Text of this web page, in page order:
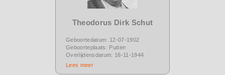
Theodorus Dirk Schut
Geboortedatum: 12-07-1902
Geboorteplaats: Putten
Overlijdensdatum: 16-11-1944
Lees meer